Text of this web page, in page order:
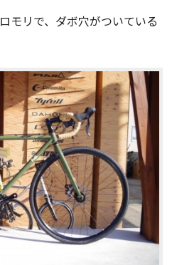
モリで、ダボ穴がついている